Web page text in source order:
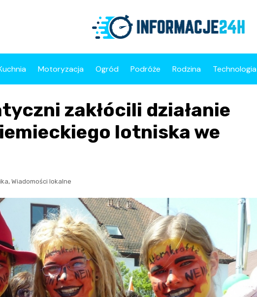
Motoryzacja Ogród Podróże Rodzina Technologia
zakłócili działanie
lotniska we
, Wiadomości lokalne